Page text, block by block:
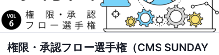
権限・承認フロー選手権（CMS SUNDAY